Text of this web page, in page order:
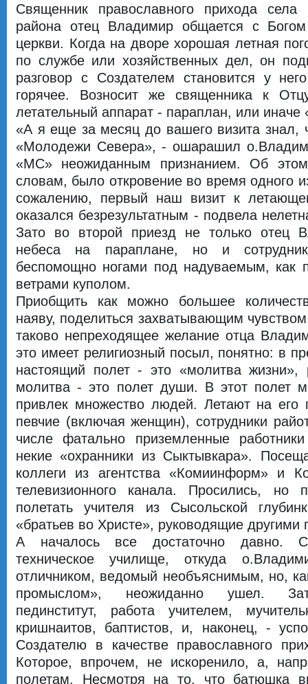
Священник православного прихода села
района отец Владимир общается с
церкви. Когда на дворе хорошая летная
по службе или хозяйственных дел, он
разговор с Создателем становится у
горячее. Возносит же священника к
летательный аппарат - параплан, или
«А я еще за месяц до вашего визита знал,
«Молодежи Севера», - ошарашил
«МС» неожиданным признанием. Об
словам, было откровение во время одного
сожалению, первый наш визит к
оказался безрезультатным - подвела
Зато во второй приезд не только отец
небеса на параплане, но и
беспомощно ногами под надуваемым, как
ветрами куполом.
Приобщить как можно большее
наяву, поделиться захватывающим
таково непреходящее желание отца
это имеет религиозный посыл, понятно: в
настоящий полет - это «молитва жизни»,
молитва - это полет души. В этот полет
привлек множество людей. Летают на его
певчие (включая женщин), сотрудники
числе фатально приземленные
некие «охранники из Сыктывкара».
коллеги из агентства «Комиинформ» и
телевизионного канала. Просились, но
полетать учителя из Сысольской
«братьев во Христе», руководящие другими
А началось все достаточно давно.
техническое училище, откуда
отличником, ведомый необъяснимым, но,
промыслом», неожиданно ушел.
пединститут, работа учителем,
кришнаитов, баптистов, и, наконец, -
Создателю в качестве православного
Которое, впрочем, не искоренило, а,
полетам. Несмотря на то, что батюшка